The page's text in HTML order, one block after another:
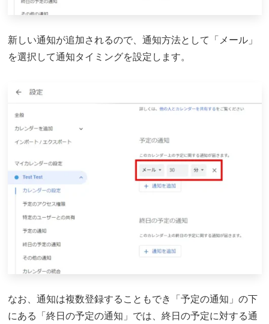
新しい通知が追加されるので、通知方法として「メール」
を選択して通知タイミングを設定します。
なお、通知は複数登録することもでき「予定の通知」の下
にある「終日の予定の通知」では、終日の予定に対する通